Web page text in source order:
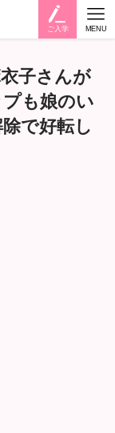
ご入学 MENU
子さんが
も娘のい
で好転し